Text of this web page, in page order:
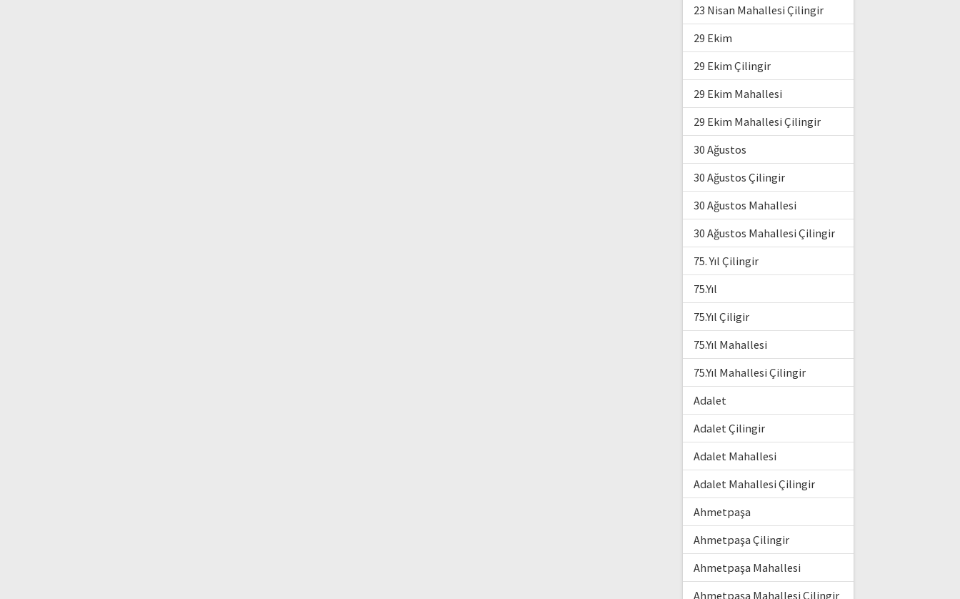
23 Nisan Mahallesi Çilingir
29 Ekim
29 Ekim Çilingir
29 Ekim Mahallesi
29 Ekim Mahallesi Çilingir
30 Ağustos
30 Ağustos Çilingir
30 Ağustos Mahallesi
30 Ağustos Mahallesi Çilingir
75. Yıl Çilingir
75.Yıl
75.Yıl Çiligir
75.Yıl Mahallesi
75.Yıl Mahallesi Çilingir
Adalet
Adalet Çilingir
Adalet Mahallesi
Adalet Mahallesi Çilingir
Ahmetpaşa
Ahmetpaşa Çilingir
Ahmetpaşa Mahallesi
Ahmetpaşa Mahallesi Çilingir